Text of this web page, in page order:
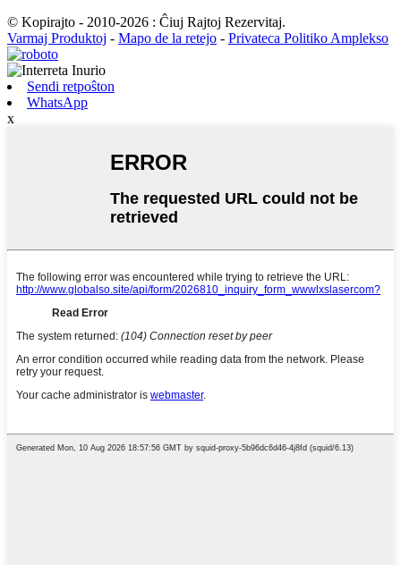
© Kopirajto - 2010-2026 : Ĉiuj Rajtoj Rezervitaj.
Varmaj Produktoj - Mapo de la retejo - Privateca Politiko Amplekso
Sendi retpoŝton
WhatsApp
x